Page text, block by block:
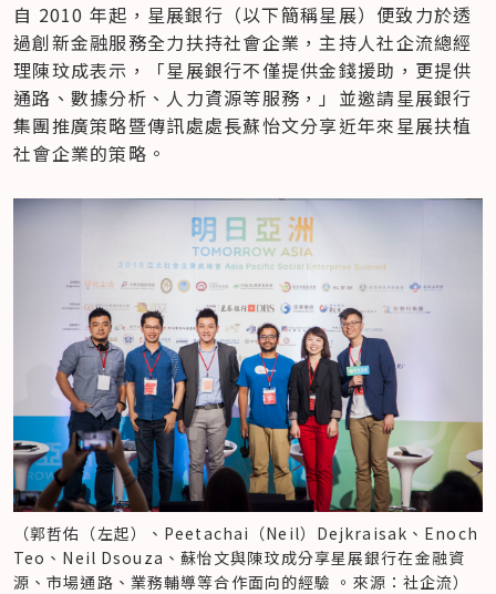
自 2010 年起，星展銀行（以下簡稱星展）便致力於透
過創新金融服務全力扶持社會企業，主持人社企流總經
理陳玟成表示，「星展銀行不僅提供金錢援助，更提供
通路、數據分析、人力資源等服務，」並邀請星展銀行
集團推廣策略暨傳訊處處長蘇怡文分享近年來星展扶植
社會企業的策略。
（郭哲佑（左起）、Peetachai（Neil）Dejkraisak、Enoch
Teo、Neil Dsouza、蘇怡文與陳玟成分享星展銀行在金融資
源、市場通路、業務輔導等合作面向的經驗 。來源：社企流）